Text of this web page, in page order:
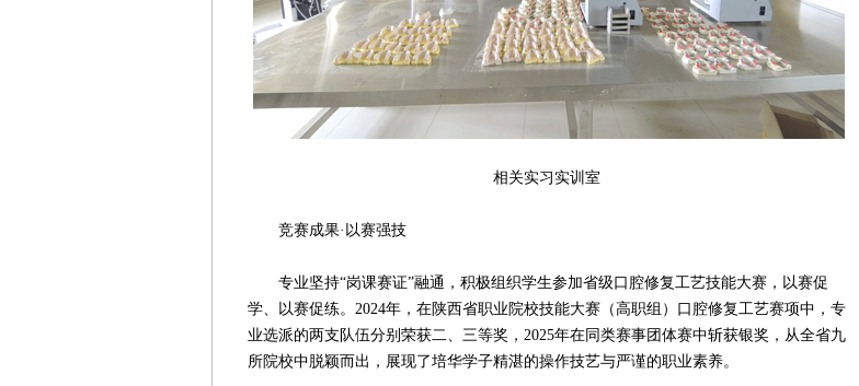
相关实习实训室
竞赛成果·以赛强技
专业坚持“岗课赛证”融通，积极组织学生参加省级口腔修复工艺技能大赛，以赛促
学、以赛促练。2024年，在陕西省职业院校技能大赛（高职组）口腔修复工艺赛项中，专
业选派的两支队伍分别荣获二、三等奖，2025年在同类赛事团体赛中斩获银奖，从全省九
所院校中脱颖而出，展现了培华学子精湛的操作技艺与严谨的职业素养。